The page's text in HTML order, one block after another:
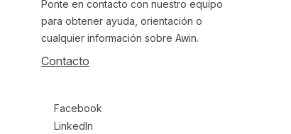
Ponte en contacto con nuestro equipo
para obtener ayuda, orientación o
cualquier información sobre Awin.
Contacto
Facebook
LinkedIn